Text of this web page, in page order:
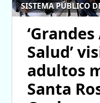
SISTEMA PÚBLICO
Salud’
adultos
Santa